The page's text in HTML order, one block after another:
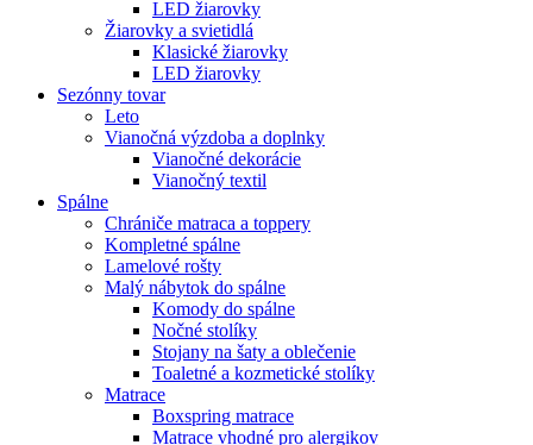
LED žiarovky
Žiarovky a svietidlá
Klasické žiarovky
LED žiarovky
Sezónny tovar
Leto
Vianočná výzdoba a doplnky
Vianočné dekorácie
Vianočný textil
Spálne
Chrániče matraca a toppery
Kompletné spálne
Lamelové rošty
Malý nábytok do spálne
Komody do spálne
Nočné stolíky
Stojany na šaty a oblečenie
Toaletné a kozmetické stolíky
Matrace
Boxspring matrace
Matrace vhodné pro alergikov